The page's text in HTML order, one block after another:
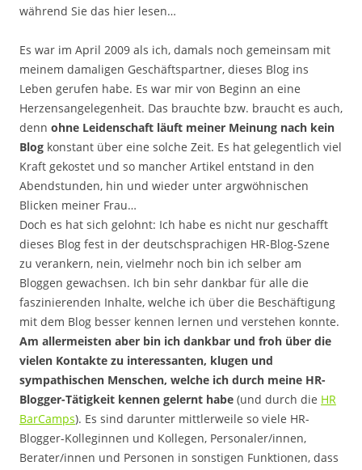
während Sie das hier lesen…
Es war im April 2009 als ich, damals noch gemeinsam mit
meinem damaligen Geschäftspartner, dieses Blog ins
Leben gerufen habe. Es war mir von Beginn an eine
Herzensangelegenheit. Das brauchte bzw. braucht es auch,
denn ohne Leidenschaft läuft meiner Meinung nach kein
Blog konstant über eine solche Zeit. Es hat gelegentlich viel
Kraft gekostet und so mancher Artikel entstand in den
Abendstunden, hin und wieder unter argwöhnischen
Blicken meiner Frau…
Doch es hat sich gelohnt: Ich habe es nicht nur geschafft
dieses Blog fest in der deutschsprachigen HR-Blog-Szene
zu verankern, nein, vielmehr noch bin ich selber am
Bloggen gewachsen. Ich bin sehr dankbar für alle die
faszinierenden Inhalte, welche ich über die Beschäftigung
mit dem Blog besser kennen lernen und verstehen konnte.
Am allermeisten aber bin ich dankbar und froh über die
vielen Kontakte zu interessanten, klugen und
sympathischen Menschen, welche ich durch meine HR-
Blogger-Tätigkeit kennen gelernt habe (und durch die HR
BarCamps). Es sind darunter mittlerweile so viele HR-
Blogger-Kolleginnen und Kollegen, Personaler/innen,
Berater/innen und Personen in sonstigen Funktionen, dass